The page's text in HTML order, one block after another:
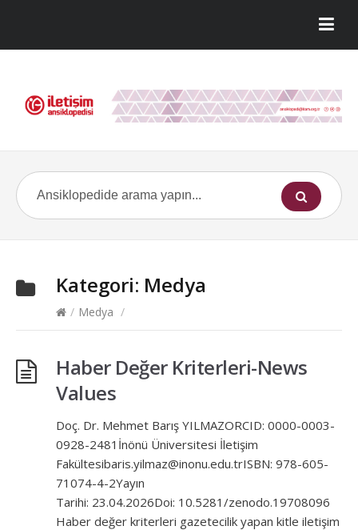
Kategori: Medya
/ Medya /
Haber Değer Kriterleri-News
Values
Doç. Dr. Mehmet Barış YILMAZORCID: 0000-0003-
0928-2481İnönü Üniversitesi İletişim
Fakültesibaris.yilmaz@inonu.edu.trISBN: 978-605-
71074-4-2Yayın
Tarihi: 23.04.2026Doi: 10.5281/zenodo.19708096
Haber değer kriterleri gazetecilik yapan kitle iletişim